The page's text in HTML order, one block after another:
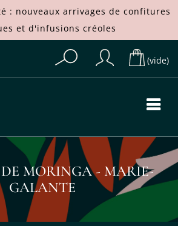
: nouveaux arrivages de confitures
et d'infusions créoles
(vide)
MORINGA - MARIE-
GALANTE